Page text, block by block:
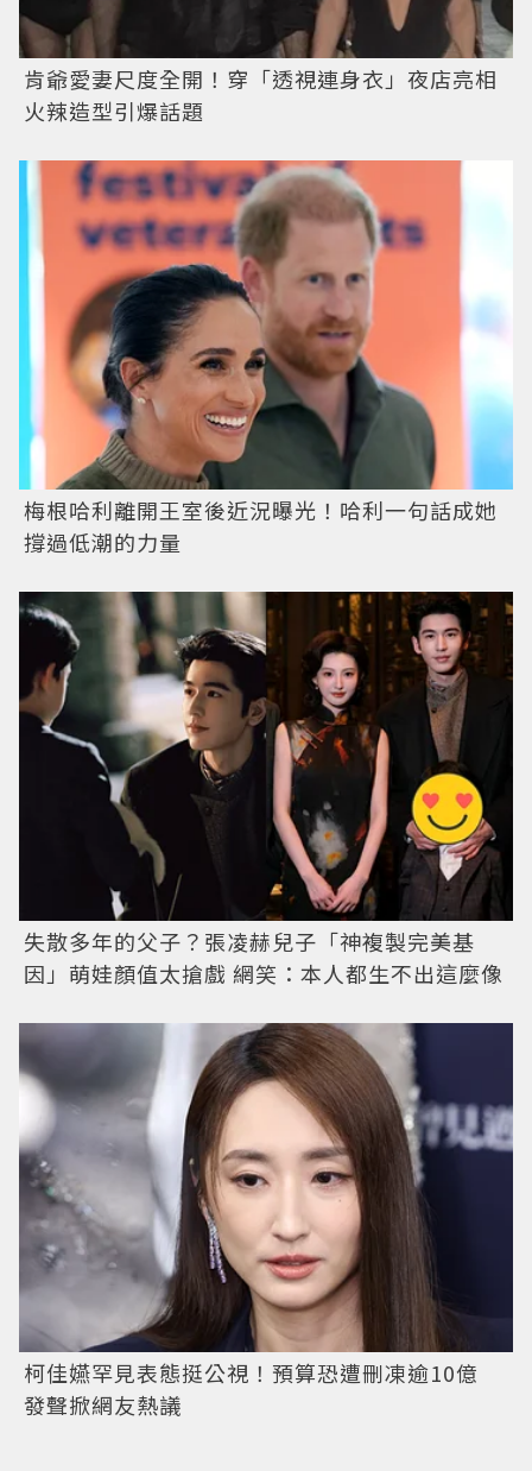
肯爺愛妻尺度全開！穿「透視連身衣」夜店亮相
火辣造型引爆話題
梅根哈利離開王室後近況曝光！哈利一句話成她
撐過低潮的力量
失散多年的父子？張凌赫兒子「神複製完美基
因」萌娃顏值太搶戲 網笑：本人都生不出這麼像
柯佳嬿罕見表態挺公視！預算恐遭刪凍逾10億
發聲掀網友熱議